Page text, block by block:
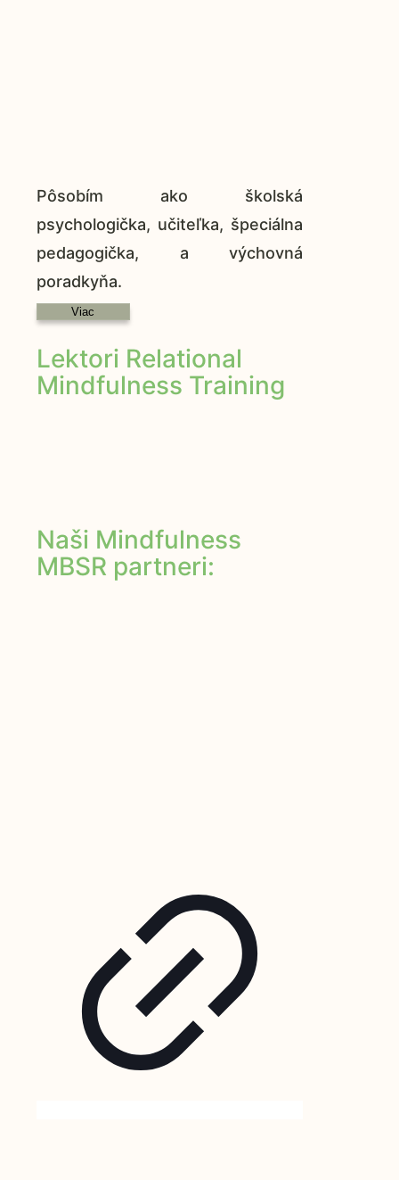
Pôsobím ako školská
psychologička, učiteľka, špeciálna
pedagogička, a výchovná
poradkyňa.
Viac
Lektori Relational
Mindfulness Training
Naši Mindfulness
MBSR partneri: